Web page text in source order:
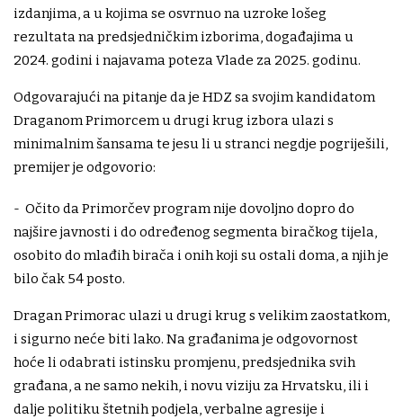
izdanjima, a u kojima se osvrnuo na uzroke lošeg
rezultata na predsjedničkim izborima, događajima u
2024. godini i najavama poteza Vlade za 2025. godinu.
Odgovarajući na pitanje da je HDZ sa svojim kandidatom
Draganom Primorcem u drugi krug izbora ulazi s
minimalnim šansama te jesu li u stranci negdje pogriješili,
premijer je odgovorio:
- Očito da Primorčev program nije dovoljno dopro do
najšire javnosti i do određenog segmenta biračkog tijela,
osobito do mlađih birača i onih koji su ostali doma, a njih je
bilo čak 54 posto.
Dragan Primorac ulazi u drugi krug s velikim zaostatkom,
i sigurno neće biti lako. Na građanima je odgovornost
hoće li odabrati istinsku promjenu, predsjednika svih
građana, a ne samo nekih, i novu viziju za Hrvatsku, ili i
dalje politiku štetnih podjela, verbalne agresije i